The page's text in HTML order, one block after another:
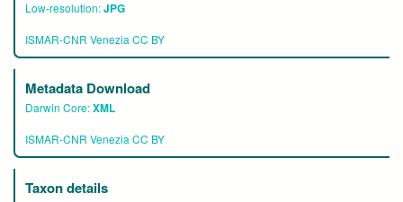
Low-resolution:JPG
ISMAR-CNR Venezia CC BY
Metadata Download
Darwin Core:XML
ISMAR-CNR Venezia CC BY
Taxon details